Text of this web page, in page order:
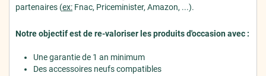
partenaires (ex: Fnac, Priceminister, Amazon, ...).
Notre objectif est de re-valoriser les produits d'occasion avec :
Une garantie de 1 an minimum
Des accessoires neufs compatibles